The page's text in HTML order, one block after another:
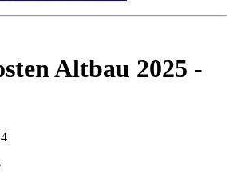
Altbau 2025 -